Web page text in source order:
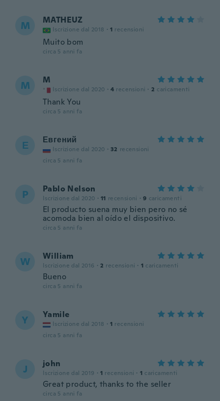
M MATHEUZ
Iscrizione dal 2018 · 1 recensioni
Muito bom
circa 5 anni fa
M M
Iscrizione dal 2020 · 4 recensioni · 2 caricamenti
Thank You
circa 5 anni fa
Е Евгений
Iscrizione dal 2020 · 32 recensioni
circa 5 anni fa
P Pablo Nelson
Iscrizione dal 2020 · 11 recensioni · 9 caricamenti
El producto suena muy bien pero no sé
acomoda bien al oído el dispositivo.
circa 5 anni fa
W William
Iscrizione dal 2016 · 2 recensioni · 1 caricamenti
Bueno
circa 5 anni fa
Y Yamile
Iscrizione dal 2018 · 1 recensioni
circa 5 anni fa
J john
Iscrizione dal 2019 · 1 recensioni · 1 caricamenti
Great product, thanks to the seller
circa 5 anni fa